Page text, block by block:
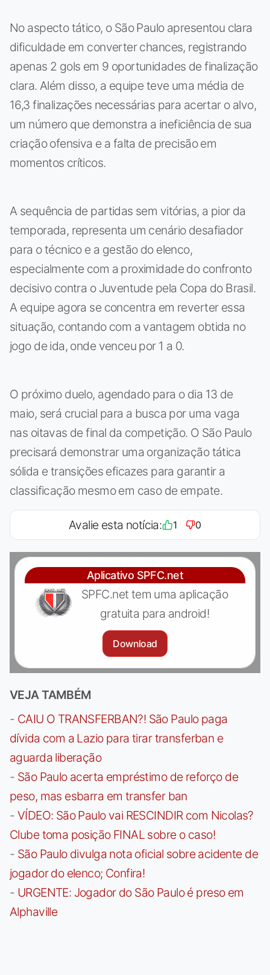
No aspecto tático, o São Paulo apresentou clara
dificuldade em converter chances, registrando
apenas 2 gols em 9 oportunidades de finalização
clara. Além disso, a equipe teve uma média de
16,3 finalizações necessárias para acertar o alvo,
um número que demonstra a ineficiência de sua
criação ofensiva e a falta de precisão em
momentos críticos.
A sequência de partidas sem vitórias, a pior da
temporada, representa um cenário desafiador
para o técnico e a gestão do elenco,
especialmente com a proximidade do confronto
decisivo contra o Juventude pela Copa do Brasil.
A equipe agora se concentra em reverter essa
situação, contando com a vantagem obtida no
jogo de ida, onde venceu por 1 a 0.
O próximo duelo, agendado para o dia 13 de
maio, será crucial para a busca por uma vaga
nas oitavas de final da competição. O São Paulo
precisará demonstrar uma organização tática
sólida e transições eficazes para garantir a
classificação mesmo em caso de empate.
Avalie esta notícia: 1 0
Aplicativo SPFC.net
SPFC.net tem uma aplicação
gratuita para android!
Download
VEJA TAMBÉM
- CAIU O TRANSFERBAN?! São Paulo paga
dívida com a Lazio para tirar transferban e
aguarda liberação
- São Paulo acerta empréstimo de reforço de
peso, mas esbarra em transfer ban
- VÍDEO: São Paulo vai RESCINDIR com Nicolas?
Clube toma posição FINAL sobre o caso!
- São Paulo divulga nota oficial sobre acidente de
jogador do elenco; Confira!
- URGENTE: Jogador do São Paulo é preso em
Alphaville